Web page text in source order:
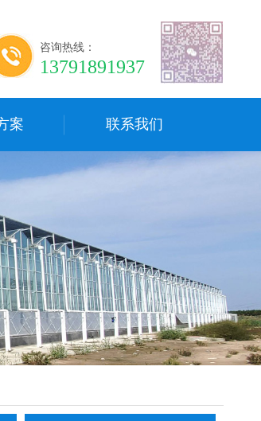
咨询热线：
13791891937
案 联系我们